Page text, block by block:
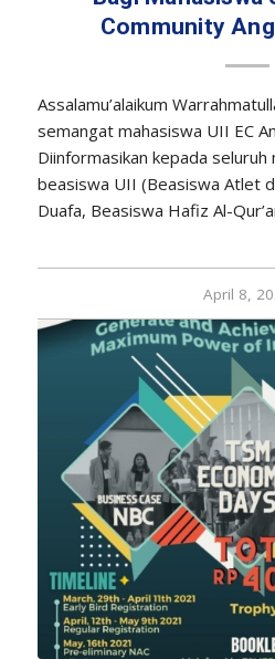
Community
Assalamu’alaikum
semangat mahasiswa UII EC
Diinformasikan kepada
beasiswa UII (Beasiswa Atlet
Duafa, Beasiswa Hafiz Al-
April 8,